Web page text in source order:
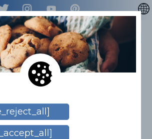
CATALÀ
ENGLISH
ESPAÑOL
> Kalender > The Venetian Twins
Twins
Regie: Pep Garcia-Pascual